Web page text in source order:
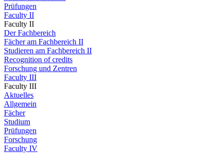
Prüfungen
Faculty II
Faculty II
Der Fachbereich
Fächer am Fachbereich II
Studieren am Fachbereich II
Recognition of credits
Forschung und Zentren
Faculty III
Faculty III
Aktuelles
Allgemein
Fächer
Studium
Prüfungen
Forschung
Faculty IV